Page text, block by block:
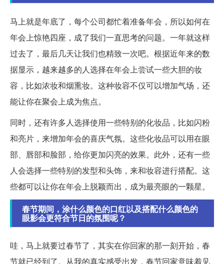
马上就是年底了，每个公司都忙着准备年会，所以如何在
年会上惊艳四座，成了我们一直思考的问题。一年就这样
过去了，最后几天让我们也精致一次吧。根据近年来的数
据显示，越来越多的人选择在年会上尝试一些大胆的妆
容，比如浓妆和烟熏妆。这种妆容不仅可以增加气场，还
能让你在聚会上成为焦点。
同时，还有许多人选择使用一些特别的化妆品，比如闪粉
和亮片，来增加年会的喜庆气氛。这些化妆品可以用在眼
部、唇部和脸部，给你更加闪亮的效果。此外，还有一些
人会选择一些特别的发型和头饰，来和妆容进行搭配。这
些都可以让你在年会上脱颖而出，成为最亮眼的一颗星。
春节期间，涂什么颜色的口红以及搭配什么颜色的
眼影会更符合节日的氛围呢？
哇，马上就要过春节了，其实在你回家的那一刻开始，春
节就已经到了。从我的真实感受出发，春节回家意味着见